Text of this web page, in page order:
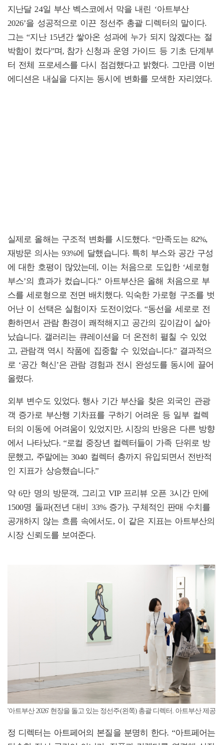
지난달 24일 부산 벡스코에서 막을 내린 ‘아트부산
2026’을 성공적으로 이끈 정선주 총괄 디렉터의 말이다.
그는 “지난 15년간 쌓아온 성과에 누가 되지 않겠다는 절
박함이 컸다”며, 참가 신청과 운영 가이드 등 기초 단계부
터 전체 프로세스를 다시 점검했다고 밝혔다. 그만큼 이번
에디션은 내실을 다지는 동시에 변화를 모색한 자리였다.
실제로 올해는 구조적 변화를 시도했다. “만족도는 82%,
재방문 의사는 93%에 달했습니다. 특히 부스와 공간 구성
에 대한 호평이 많았는데, 이는 처음으로 도입한 ‘세로형
부스’의 효과가 컸습니다.” 아트부산은 올해 처음으로 부
스를 세로형으로 전면 배치했다. 익숙한 가로형 구조를 벗
어난 이 선택은 실험이자 도전이었다. “동선을 세로로 전
환하면서 관람 환경이 쾌적해지고 공간의 깊이감이 살아
났습니다. 갤러리는 큐레이션을 더 온전히 펼칠 수 있었
고, 관람객 역시 작품에 집중할 수 있었습니다.” 결과적으
로 ‘공간 혁신’은 관람 경험과 전시 완성도를 동시에 끌어
올렸다.
외부 변수도 있었다. 행사 기간 부산을 찾은 외국인 관광
객 증가로 부산행 기차표를 구하기 어려운 등 일부 컬렉
터의 이동에 어려움이 있었지만, 시장의 반응은 다른 방향
에서 나타났다. “로컬 중장년 컬렉터들이 가족 단위로 방
문했고, 주말에는 3040 컬렉터 층까지 유입되면서 전반적
인 지표가 상승했습니다.”
약 6만 명의 방문객, 그리고 VIP 프리뷰 오픈 3시간 만에
1500명 돌파(전년 대비 33% 증가). 구체적인 판매 수치를
공개하지 않는 흐름 속에서도, 이 같은 지표는 아트부산의
시장 신뢰도를 보여준다.
'아트부산 2026' 현장을 돌고 있는 정선주(왼쪽) 총괄 디렉터. 아트부산 제공
정 디렉터는 아트페어의 본질을 분명히 한다. “아트페어는